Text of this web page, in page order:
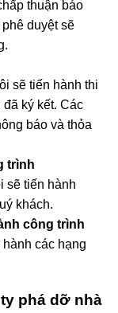
thuận báo
duyệt sẽ
sẽ tiến hành thi
ký kết. Các
báo và thỏa
trình
sẽ tiến hành
khách.
công trình
các hạng
phá dỡ nhà